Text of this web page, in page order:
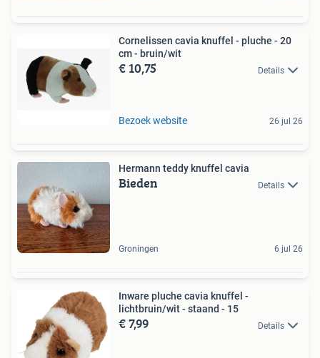
Cornelissen cavia knuffel - pluche - 20
cm - bruin/wit
€ 10,75 Details
Bezoek website 26 jul 26
Hermann teddy knuffel cavia
Bieden Details
Groningen 6 jul 26
Inware pluche cavia knuffel -
lichtbruin/wit - staand - 15
€ 7,99 Details